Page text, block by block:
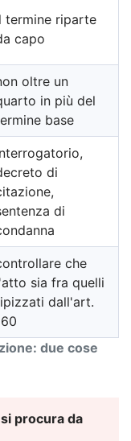
due cose
termine riparte
capo
oltre un
in più del
base
di
di
che
sia fra quelli
dall'art.
procura da